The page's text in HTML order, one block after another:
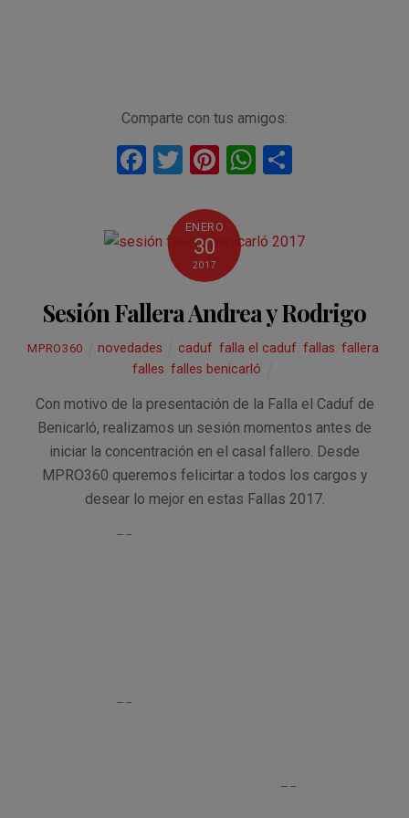
Comparte con tus amigos:
F
ce
b
o
T
tt
er
Pi
er
es
t
W
s
p
p
p
tir
ENERO
30
2017
Sesión Fallera Andrea y Rodrigo
MPRO360 novedades caduf, falla el caduf, fallas fallera
falles falles benicarló
Con motivo de la presentación de la Falla el Caduf de
Benicarló, realizamos un sesión momentos antes de
iniciar la concentración en el casal fallero. Desde
MPRO360 queremos felicirtar a todos los cargos y
desear lo mejor en estas Fallas 2017.